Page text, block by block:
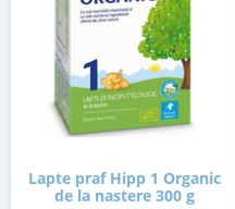
Lapte praf Hipp 1 Organic
de la nastere 300 g